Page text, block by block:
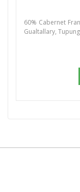
60% Cabernet
Gualtallary,